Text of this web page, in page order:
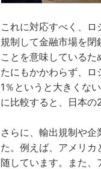
これに対応すべく、
規制して金融市場を
ことを意味している
たにもかかわらず、ロ
1％というと大きくな
に比較すると、日本
さらに、輸出規制や
た。例えば、アメリ
随しています。また、